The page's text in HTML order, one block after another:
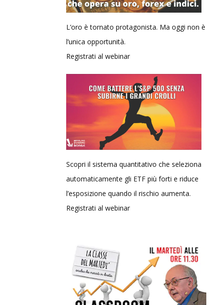
L’oro è tornato protagonista. Ma oggi non è
l’unica opportunità.
Registrati al webinar
Scopri il sistema quantitativo che seleziona
automaticamente gli ETF più forti e riduce
l’esposizione quando il rischio aumenta.
Registrati al webinar